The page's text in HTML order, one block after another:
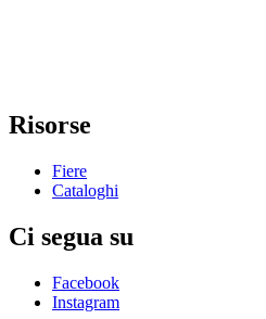
Risorse
Fiere
Cataloghi
Ci segua su
Facebook
Instagram